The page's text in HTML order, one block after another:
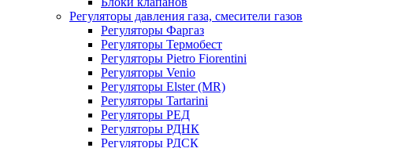
Регуляторы давления газа, смесители газов
Регуляторы Фаргаз
Регуляторы Термобест
Регуляторы Pietro Fiorentini
Регуляторы Venio
Регуляторы Elster (MR)
Регуляторы Tartarini
Регуляторы РЕД
Регуляторы РДНК
Регуляторы РДСК